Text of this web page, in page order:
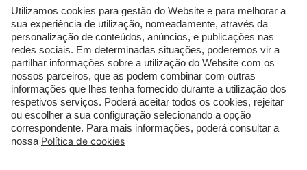
Women
TENDÊNCIAS COSMÉTICAS
Tónico para Rosto
Lápis de Olhos
Pincéis de Maquilhagem
Desodorizante
TÓPICOS POPULARES
Perfumes para o Verão
feminino
Perfumes para o Verão
masculino